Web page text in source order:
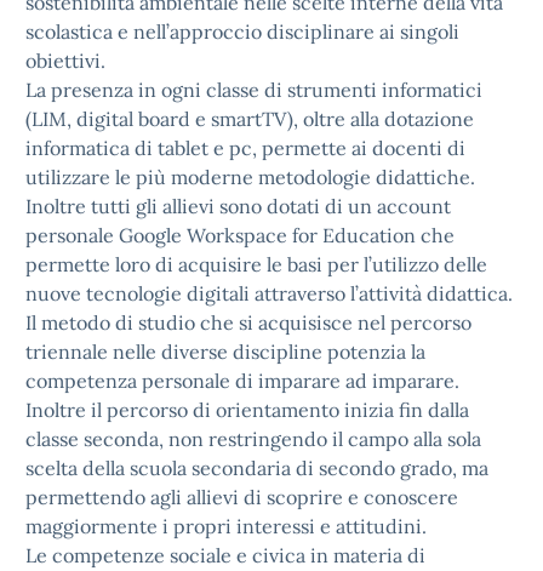
scolastica e nell’approccio disciplinare ai singoli
obiettivi.
La presenza in ogni classe di strumenti informatici
(LIM, digital board e smartTV), oltre alla dotazione
informatica di tablet e pc, permette ai docenti di
utilizzare le più moderne metodologie didattiche.
Inoltre tutti gli allievi sono dotati di un account
personale Google Workspace for Education che
permette loro di acquisire le basi per l’utilizzo delle
nuove tecnologie digitali attraverso l’attività didattica.
Il metodo di studio che si acquisisce nel percorso
triennale nelle diverse discipline potenzia la
competenza personale di imparare ad imparare.
Inoltre il percorso di orientamento inizia fin dalla
classe seconda, non restringendo il campo alla sola
scelta della scuola secondaria di secondo grado, ma
permettendo agli allievi di scoprire e conoscere
maggiormente i propri interessi e attitudini.
Le competenze sociale e civica in materia di